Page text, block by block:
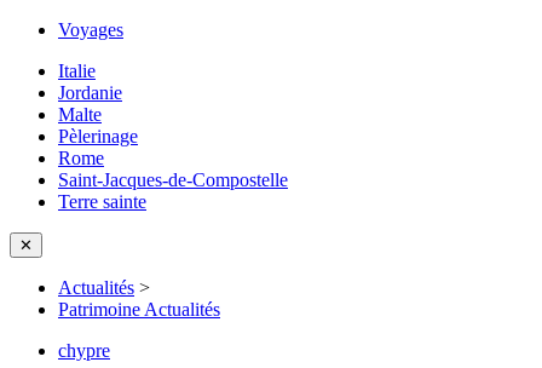
Voyages
Italie
Jordanie
Malte
Pèlerinage
Rome
Saint-Jacques-de-Compostelle
Terre sainte
✕
Actualités >
Patrimoine Actualités
chypre